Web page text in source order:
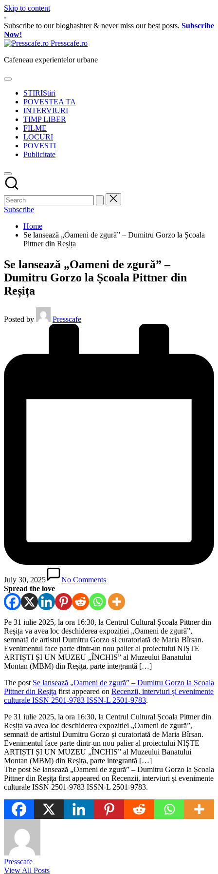
Skip to content
-
Subscribe to our bloghashter & never miss our best posts. Subscribe
Now!
Presscafe.ro
Cafeneau experientelor urbane
STIRIStiri
POVESTEA TA
INTERVIURI
TIMP LIBER
FILME
LOCURI
POVESTI
Publicitate
Subscribe
Home
Se lansează „Oameni de zgură” – Dumitru Gorzo la Școala
Pittner din Reșița
Se lansează „Oameni de zgură” –
Dumitru Gorzo la Școala Pittner din
Reșița
Posted by Presscafe
July 30, 2025
No Comments
Spread the love
Pe 31 iulie 2025, la ora 16:30, la Centrul Cultural Școala Pittner din
Reșița va avea loc deschiderea expoziției „Oameni de zgură”,
semnată de artistul Dumitru Gorzo și curatoriată de Maria Bîrsan.
Evenimentul face parte dintr-un nou palier al proiectului NIȘTE
ARTIȘTI ȘI UN MUZEU „ÎNCHIS” al Muzeului Banatului
Montan (MBM) din Reșița, parte integrantă […]
The post Se lansează „Oameni de zgură” – Dumitru Gorzo la Școala
Pittner din Reșița first appeared on Recenzii, interviuri și evenimente
culturale ISSN 2501-9783 ISSN-L 2501-9783.
​Pe 31 iulie 2025, la ora 16:30, la Centrul Cultural Școala Pittner din
Reșița va avea loc deschiderea expoziției „Oameni de zgură”,
semnată de artistul Dumitru Gorzo și curatoriată de Maria Bîrsan.
Evenimentul face parte dintr-un nou palier al proiectului NIȘTE
ARTIȘTI ȘI UN MUZEU „ÎNCHIS” al Muzeului Banatului
Montan (MBM) din Reșița, parte integrantă […]
The post Se lansează „Oameni de zgură” – Dumitru Gorzo la Școala
Pittner din Reșița first appeared on Recenzii, interviuri și evenimente
culturale ISSN 2501-9783 ISSN-L 2501-9783.
Presscafe
View All Posts